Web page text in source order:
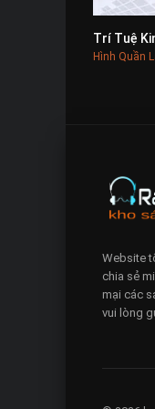
Hình Quần
Website
chia sẻ
mại các
vui lòng